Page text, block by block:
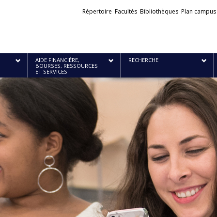
Liens
Répertoire Facultés Bibliothèques Plan campus
AIDE FINANCIÈRE,
BOURSES, RESSOURCES
ET SERVICES
RECHERCHE